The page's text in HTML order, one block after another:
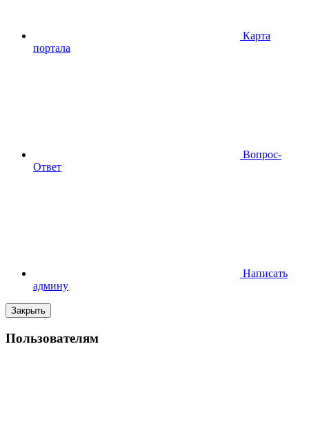
Карта
портала
Вопрос-
Ответ
Написать
админу
Закрыть
Пользователям